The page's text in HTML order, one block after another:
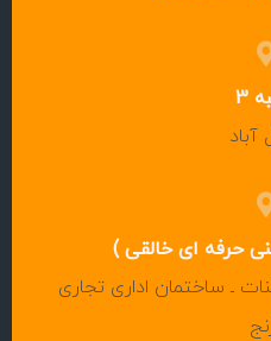
3
آباد
ـ ساختمان اداری تجاری